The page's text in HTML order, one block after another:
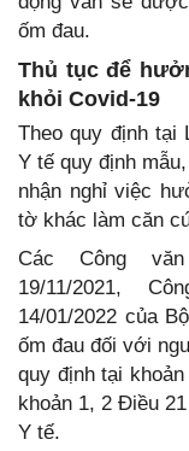
ốm đau.
Thủ tục để
khỏi Covid-19
Theo quy định tại
Y tế quy định
nhận nghỉ việc
tờ khác làm căn
Các Công văn
19/11/2021,
14/01/2022 của
ốm đau đối với
quy định tại
khoản 1, 2 Điều
Y tế.